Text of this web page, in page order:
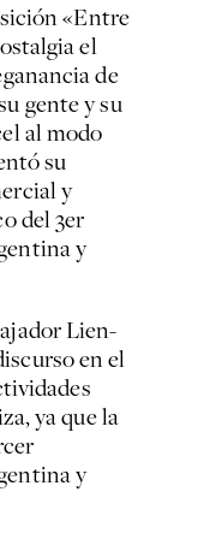
«Entre
el
de
gente y su
al modo
su
y
del 3er
y
Lien-
en el
ya que la
y